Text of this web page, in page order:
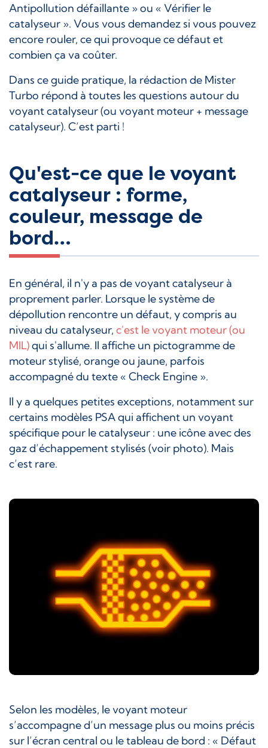
Antipollution défaillante » ou « Vérifier le
catalyseur ». Vous vous demandez si vous pouvez
encore rouler, ce qui provoque ce défaut et
combien ça va coûter.
Dans ce guide pratique, la rédaction de Mister
Turbo répond à toutes les questions autour du
voyant catalyseur (ou voyant moteur + message
catalyseur). C’est parti !
Qu'est-ce que le voyant
catalyseur : forme,
couleur, message de
bord…
En général, il n'y a pas de voyant catalyseur à
proprement parler. Lorsque le système de
dépollution rencontre un défaut, y compris au
niveau du catalyseur, c'est le voyant moteur (ou
MIL)qui s'allume. Il affiche un pictogramme de
moteur stylisé, orange ou jaune, parfois
accompagné du texte « Check Engine ».
Il y a quelques petites exceptions, notamment sur
certains modèles PSA qui affichent un voyant
spécifique pour le catalyseur : une icône avec des
gaz d’échappement stylisés (voir photo). Mais
c’est rare.
Selon les modèles, le voyant moteur
s’accompagne d’un message plus ou moins précis
sur l’écran central ou le tableau de bord : « Défaut